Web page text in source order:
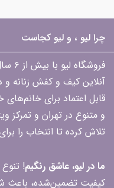
چرا لیو ، و لیو کجاست
آنلاین کیف و کفش زنانه
قابل اعتماد برای
و متنوع در تهران و
تلاش کرده تا انتخاب را
ما در لیو، عاشق رنگیم!
کیفیت تضمین‌شده، باعث